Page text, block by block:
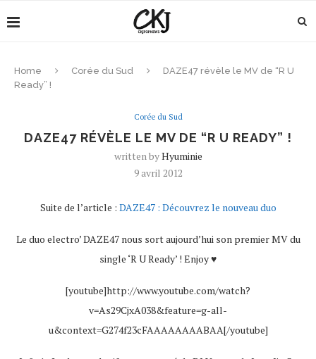
Home Corée du Sud
DAZE47 révèle le MV de “R U
Ready” !
Corée du Sud
DAZE47 RÉVÈLE LE MV DE “R U READY” !
written byHyuminie
9 avril 2012
Suite de l’article : DAZE47 : Découvrez le nouveau duo
Le duo electro’ DAZE47 nous sort aujourd’hui son premier MV du
single ‘R U Ready’ ! Enjoy ♥
[youtube]http://www.youtube.com/watch?
v=As29CjxA038&feature=g-all-
u&context=G274f23cFAAAAAAAABAA[/youtube]